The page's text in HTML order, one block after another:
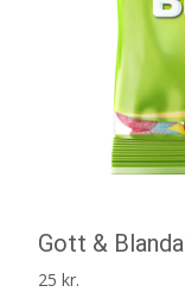
Gott &
25 kr.